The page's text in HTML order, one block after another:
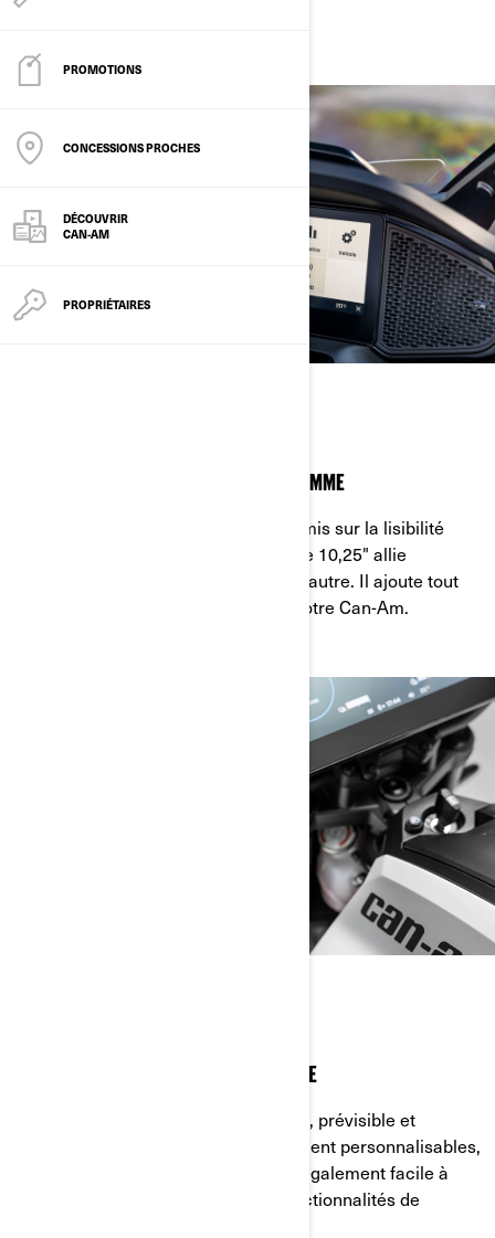
PROMOTIONS
CONCESSIONS PROCHES
DÉCOUVRIR
CAN-AM
PROPRIÉTAIRES
INTÉGRATION INTELLIGENTE HAUT DE GAMME
Avec un design innovant et l'accent mis sur la lisibilité
pendant la conduite, l'écran tactile de 10,25" allie
fonctionnalité et style comme aucun autre. Il ajoute tout
simplement une touche magique à votre Can-Am.
NAVIGATION INTUITIVE DANS L'INTERFACE
Attendez-vous à une interface simple, prévisible et
cohérente. Doté de fonctions hautement personnalisables,
l'écran tactile couleur de 10,25" est également facile à
configurer et à utiliser grâce aux fonctionnalités de